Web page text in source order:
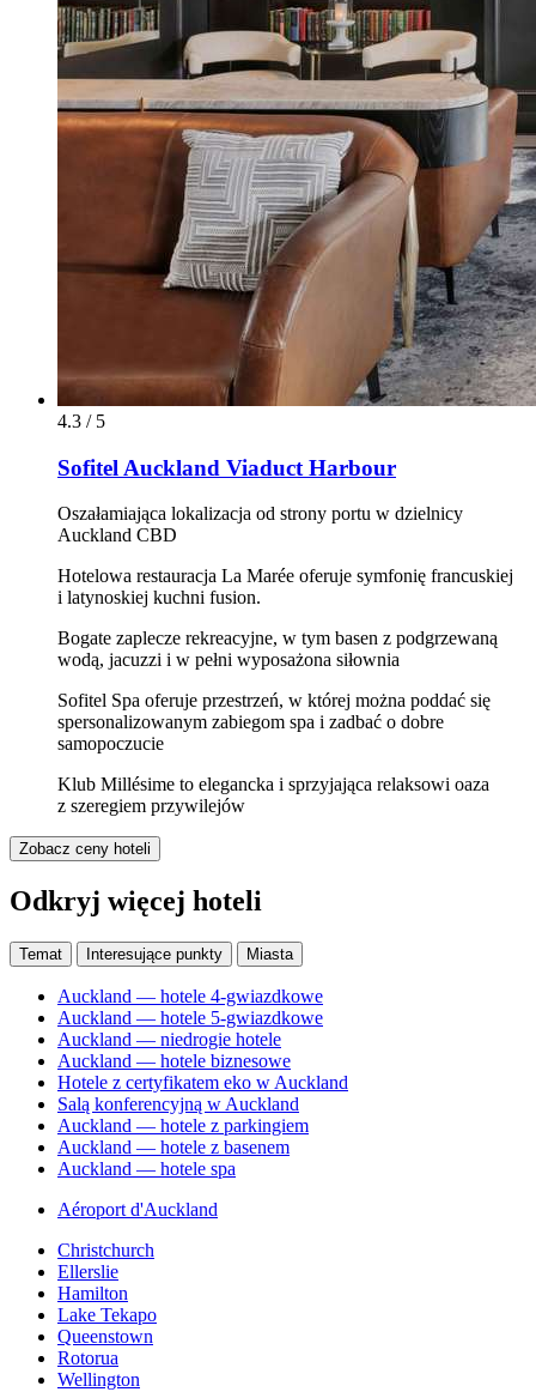
4.3 / 5
Sofitel Auckland Viaduct Harbour
Oszałamiająca lokalizacja od strony portu w dzielnicy
Auckland CBD
Hotelowa restauracja La Marée oferuje symfonię francuskiej
i latynoskiej kuchni fusion.
Bogate zaplecze rekreacyjne, w tym basen z podgrzewaną
wodą, jacuzzi i w pełni wyposażona siłownia
Sofitel Spa oferuje przestrzeń, w której można poddać się
spersonalizowanym zabiegom spa i zadbać o dobre
samopoczucie
Klub Millésime to elegancka i sprzyjająca relaksowi oaza
z szeregiem przywilejów
Zobacz ceny hoteli
Odkryj więcej hoteli
Temat Interesujące punkty Miasta
Auckland — hotele 4-gwiazdkowe
Auckland — hotele 5-gwiazdkowe
Auckland — niedrogie hotele
Auckland — hotele biznesowe
Hotele z certyfikatem eko w Auckland
Salą konferencyjną w Auckland
Auckland — hotele z parkingiem
Auckland — hotele z basenem
Auckland — hotele spa
Aéroport d'Auckland
Christchurch
Ellerslie
Hamilton
Lake Tekapo
Queenstown
Rotorua
Wellington